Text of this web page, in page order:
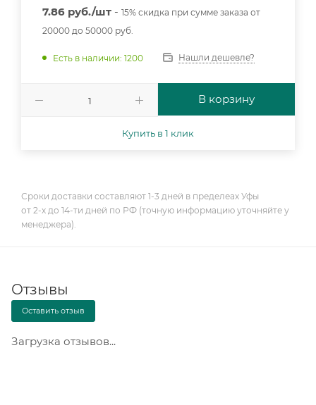
7.86 руб./шт - 15% скидка при сумме заказа от
20000 до 50000 руб.
Есть в наличии: 1200 Нашли дешевле?
В корзину
Купить в 1 клик
Сроки доставки составляют 1-3 дней в пределеах Уфы
от 2-х до 14-ти дней по РФ (точную информацию уточняйте у
менеджера).
Отзывы
Оставить отзыв
Загрузка отзывов...